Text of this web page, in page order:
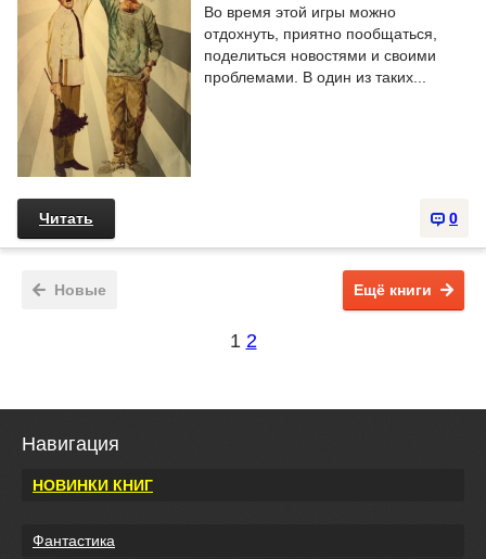
Во время этой игры можно
отдохнуть, приятно пообщаться,
поделиться новостями и своими
проблемами. В один из таких...
0
Читать
Новые Ещё книги
1 2
Навигация
НОВИНКИ КНИГ
Фантастика